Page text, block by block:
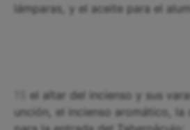
lámparas, y el aceite para el
el altar del incienso y sus
unción, el incienso aromático,